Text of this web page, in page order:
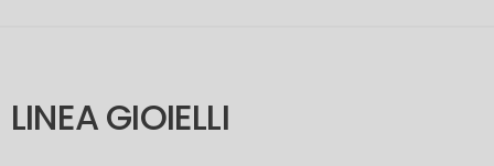
LINEA GIOIELLI